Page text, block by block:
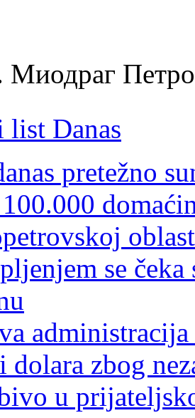
list Danas
pretežno
se
zbog
u